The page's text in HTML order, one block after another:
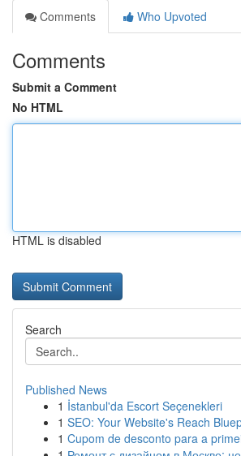
Comments
Who Upvoted
Comments
Submit a Comment
No HTML
HTML is disabled
Search
Published News
1 İstanbul'da Escort Seçenekleri
1 SEO: Your Website's Reach
1 Cupom de desconto para a